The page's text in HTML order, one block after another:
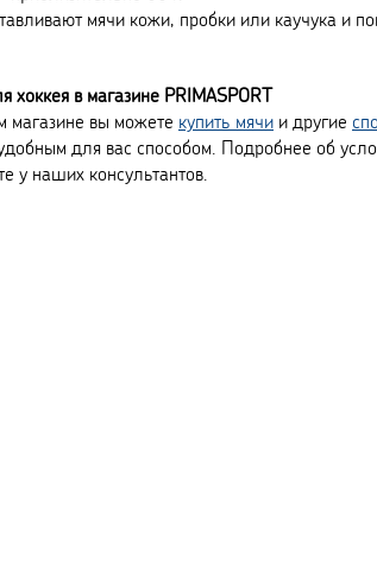
мячи кожи, пробки или каучука и
хоккея в магазине PRIMASPORT
магазине вы можете купить мячи и другие
для вас способом. Подробнее об
у наших консультантов.